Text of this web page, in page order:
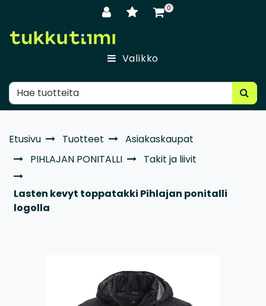
0
Valikko
Etusivu Tuotteet
Asiakaskaupat
PIHLAJAN PONITALLI
Takit ja liivit
Lasten kevyt toppatakki Pihlajan ponitalli
logolla